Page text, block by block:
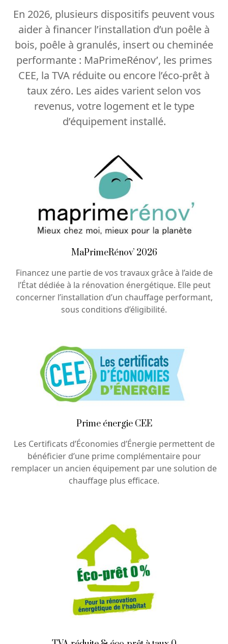
En 2026, plusieurs dispositifs peuvent vous
aider à financer l’installation d’un poêle à
bois, poêle à granulés, insert ou cheminée
performante : MaPrimeRénov’, les primes
CEE, la TVA réduite ou encore l’éco-prêt à
taux zéro. Les aides varient selon vos
revenus, votre logement et le type
d’équipement installé.
MaPrimeRénov’ 2026
Financez une partie de vos travaux grâce à l’aide de
l’État dédiée à la rénovation énergétique. Elle peut
concerner l’installation d’un chauffage performant,
sous conditions d’éligibilité.
Prime énergie CEE
Les Certificats d’Économies d’Énergie permettent de
bénéficier d’une prime complémentaire pour
remplacer un ancien équipement par une solution de
chauffage plus efficace.